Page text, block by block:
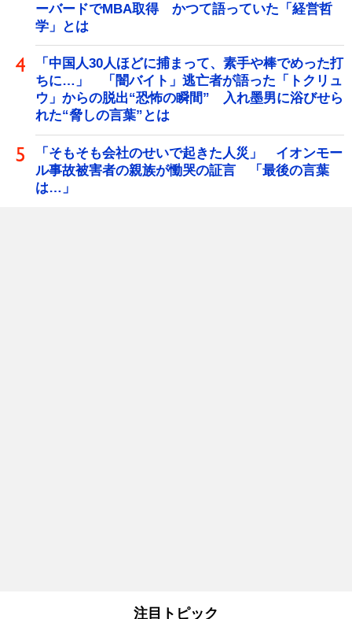
ーバードでMBA取得 かつて語っていた「経営哲
学」とは
「中国人30人ほどに捕まって、素手や棒でめった打
ちに…」 「闇バイト」逃亡者が語った「トクリュ
ウ」からの脱出“恐怖の瞬間” 入れ墨男に浴びせら
れた“脅しの言葉”とは
「そもそも会社のせいで起きた人災」 イオンモー
ル事故被害者の親族が慟哭の証言 「最後の言葉
は…」
注目トピック